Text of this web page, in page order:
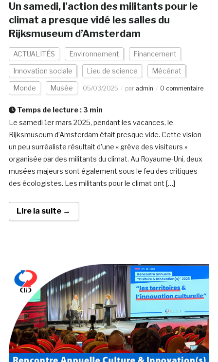
Un samedi, l’action des militants pour le
climat a presque vidé les salles du
Rijksmuseum d’Amsterdam
ACTUALITÉS Environnement Financement
Innovation sociale Lieu de science Mécénat
Monde Musée 05/03/2025 par admin 0 commentaire
Temps de lecture : 3 min
Le samedi 1er mars 2025, pendant les vacances, le
Rijksmuseum d’Amsterdam était presque vide. Cette vision
un peu surréaliste résultait d’une « grève des visiteurs »
organisée par des militants du climat. Au Royaume-Uni, deux
musées majeurs sont également sous le feu des critiques
des écologistes. Les militants pour le climat ont […]
Lire la suite →